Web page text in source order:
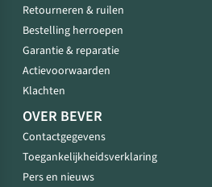
Retourneren & ruilen
Bestelling herroepen
Garantie & reparatie
Actievoorwaarden
Klachten
OVER BEVER
Contactgegevens
Toegankelijkheidsverklaring
Pers en nieuws